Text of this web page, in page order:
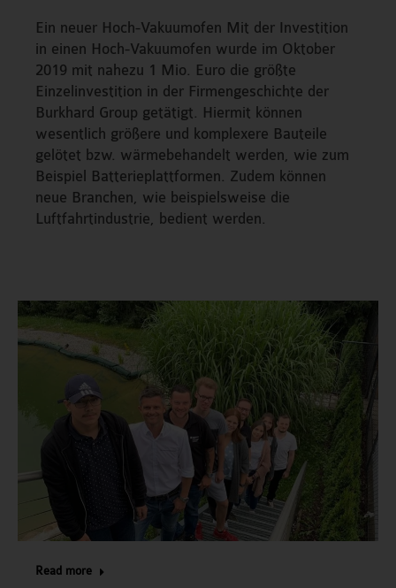
Ein neuer Hoch-Vakuumofen Mit der Investition
in einen Hoch-Vakuumofen wurde im Oktober
2019 mit nahezu 1 Mio. Euro die größte
Einzelinvestition in der Firmengeschichte der
Burkhard Group getätigt. Hiermit können
wesentlich größere und komplexere Bauteile
gelötet bzw. wärmebehandelt werden, wie zum
Beispiel Batterieplattformen. Zudem können
neue Branchen, wie beispielsweise die
Luftfahrtindustrie, bedient werden.
Read more